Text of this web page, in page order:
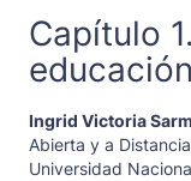
Capítulo
Ingrid Victoria
Abierta y a Distancia
Universidad